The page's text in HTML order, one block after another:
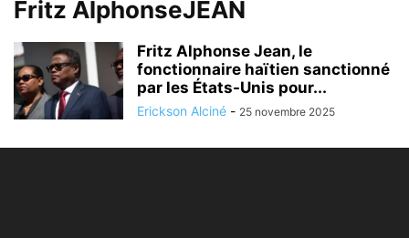
Fritz AlphonseJEAN
Fritz Alphonse Jean, le
fonctionnaire haïtien sanctionné
par les États-Unis pour...
Erickson Alciné - 25 novembre 2025